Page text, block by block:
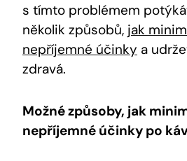
s tímto problémem
několik způsobů, jak
nepříjemné účinky a
zdravá.
Možné způsoby, jak
nepříjemné účinky po